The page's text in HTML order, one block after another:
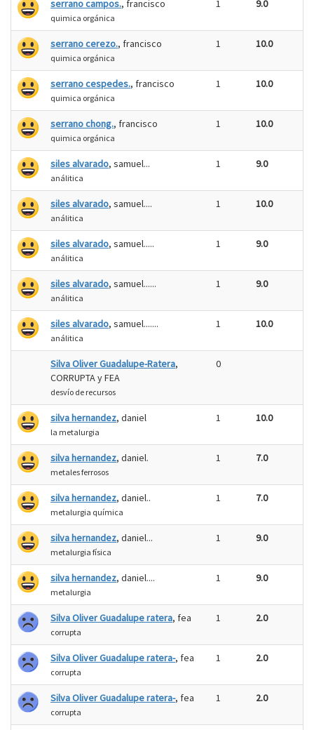
serrano campos., francisco
quimica orgánica
1 9.0
serrano cerezo., francisco
quimica orgánica
1 10.0
serrano cespedes., francisco
quimica orgánica
1 10.0
serrano chong., francisco
quimica orgánica
1 10.0
siles alvarado, samuel...
análitica
1 9.0
siles alvarado, samuel....
análitica
1 10.0
siles alvarado, samuel.....
análitica
1 9.0
siles alvarado, samuel......
análitica
1 9.0
siles alvarado, samuel.......
análitica
1 10.0
Silva Oliver Guadalupe-Ratera,
CORRUPTA y FEA
desvío de recursos
0
silva hernandez, daniel
la metalurgia
1 10.0
silva hernandez, daniel.
metales ferrosos
1 7.0
silva hernandez, daniel..
metalurgia química
1 7.0
silva hernandez, daniel...
metalurgia física
1 9.0
silva hernandez, daniel....
metalurgia
1 9.0
Silva Oliver Guadalupe ratera, fea
corrupta
1 2.0
Silva Oliver Guadalupe ratera-, fea
corrupta
1 2.0
Silva Oliver Guadalupe ratera-, fea
corrupta
1 2.0